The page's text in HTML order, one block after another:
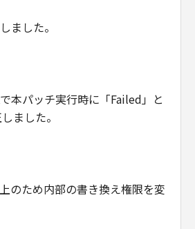
ました。
本パッチ実行時に「Failed」と
ました。
のため内部の書き換え権限を変